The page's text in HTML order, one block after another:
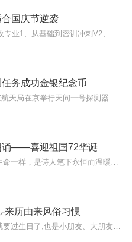
国庆节逆袭
务成功金银纪念币
诵——喜迎祖国72华诞
来历由来风俗习惯